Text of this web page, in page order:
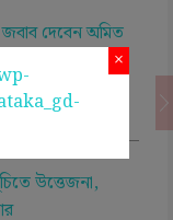
দেবেন অমিত শাহ!
×